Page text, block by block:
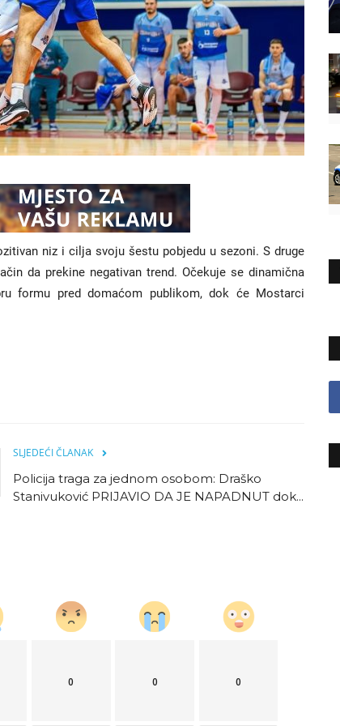
niz i cilja svoju šestu pobjedu u sezoni. S druge
da prekine negativan trend. Očekuje se dinamična
formu pred domaćom publikom, dok će Mostarci
SLJEDEĆI ČLANAK
Policija traga za jednom osobom: Draško
Stanivuković PRIJAVIO DA JE NAPADNUT dok...
0 0 0